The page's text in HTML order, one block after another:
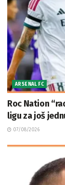
ARSENAL FC
Roc Nation
ligu za još
07/08/2026